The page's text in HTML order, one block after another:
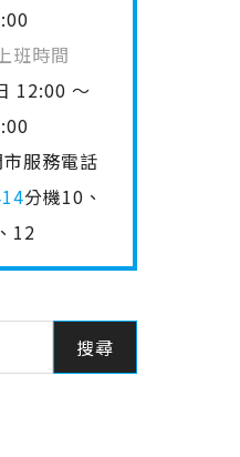
班時間
12:00 ～
服務電話
分機10、
12
搜尋